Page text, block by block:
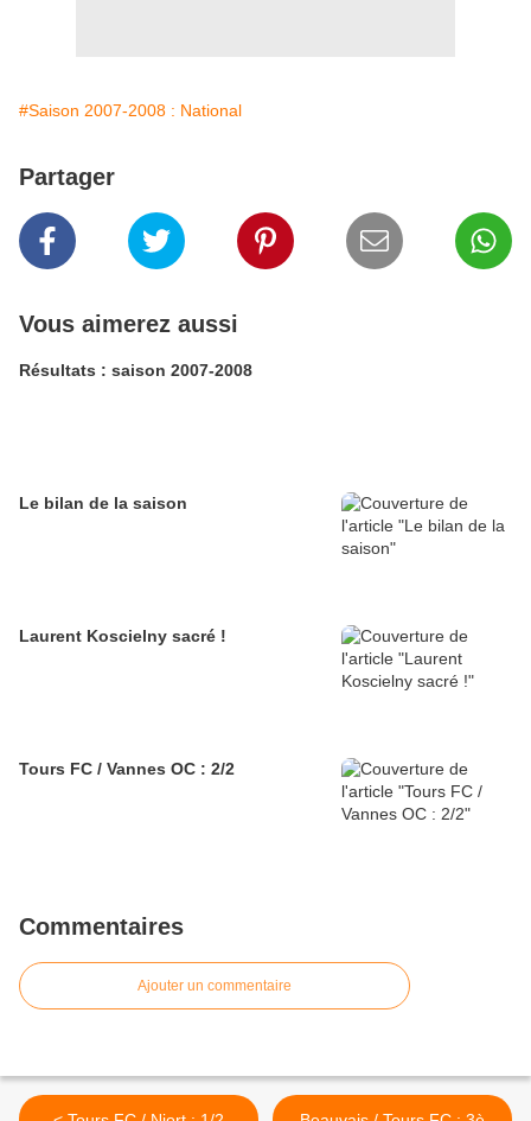
#Saison 2007-2008 : National
Partager
Vous aimerez aussi
Résultats : saison 2007-2008
Le bilan de la saison
Laurent Koscielny sacré !
Tours FC / Vannes OC : 2/2
Commentaires
Ajouter un commentaire